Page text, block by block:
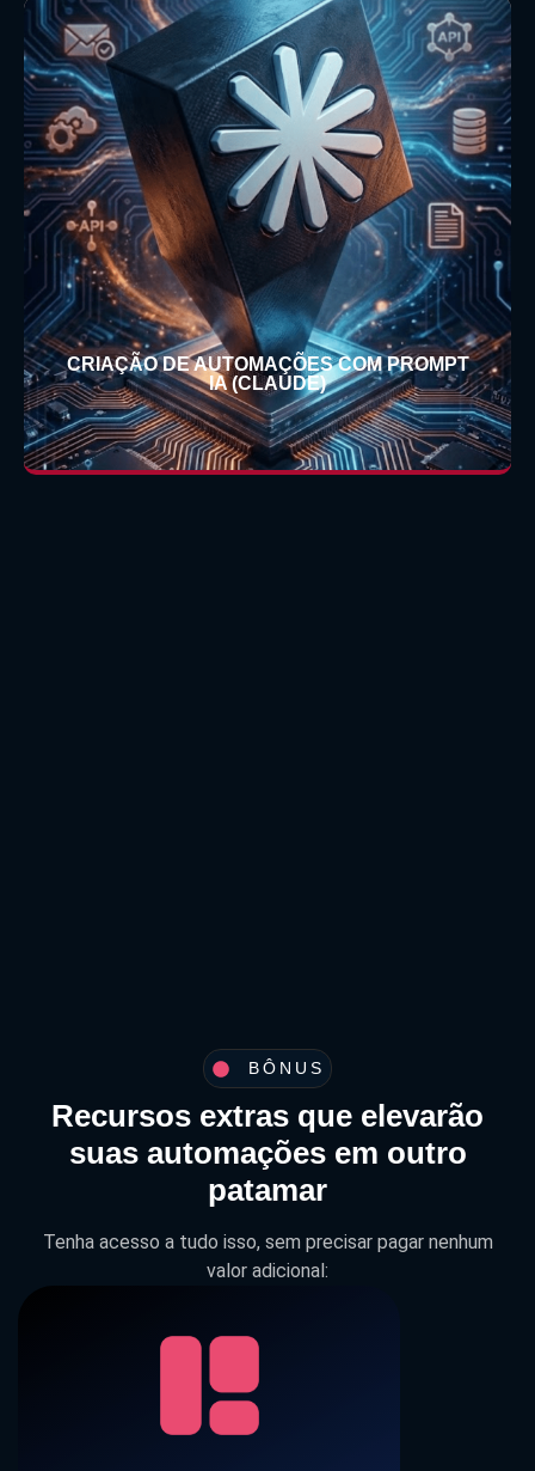
CRIAÇÃO DE AUTOMAÇÕES COM PROMPT
IA (CLAUDE)
BÔNUS
Recursos extras que elevarão
suas automações em outro
patamar
Tenha acesso a tudo isso, sem precisar pagar nenhum
valor adicional: